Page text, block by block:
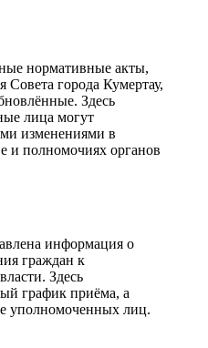
нормативные акты,
Совета города Кумертау,
Здесь
лица могут
изменениями в
и полномочиях органов
информация о
граждан к
Здесь
график приёма, а
уполномоченных лиц.